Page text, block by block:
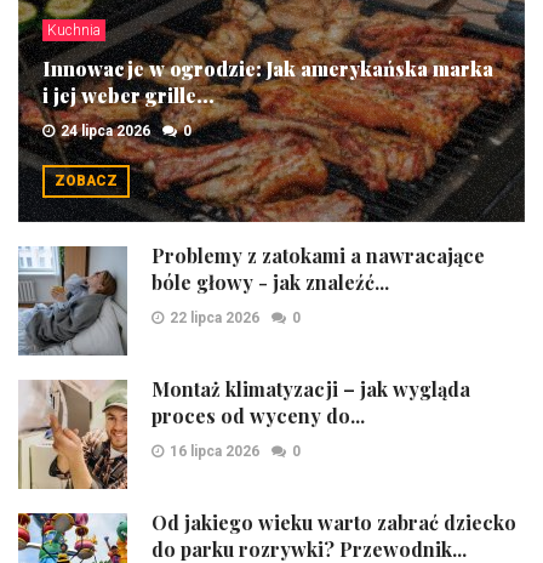
Kuchnia
Innowacje w ogrodzie: Jak amerykańska marka
i jej weber grille...
24 lipca 2026 0
ZOBACZ
Problemy z zatokami a nawracające
bóle głowy - jak znaleźć...
22 lipca 2026 0
Montaż klimatyzacji – jak wygląda
proces od wyceny do...
16 lipca 2026 0
Od jakiego wieku warto zabrać dziecko
do parku rozrywki? Przewodnik...